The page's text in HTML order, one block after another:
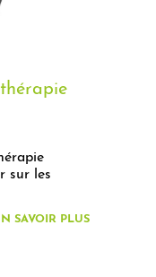
sur les
SAVOIR PLUS